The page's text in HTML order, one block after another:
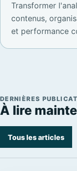
Transformer
contenus,
et performance
DERNIÈRES
À lire
Tous les articles